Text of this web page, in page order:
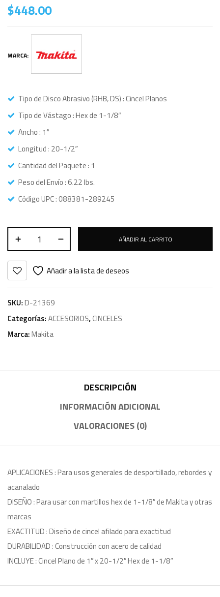
$448.00
MARCA:
Tipo de Disco Abrasivo (RHB, DS) : Cincel Planos
Tipo de Vástago : Hex de 1-1/8″
Ancho : 1″
Longitud : 20-1/2″
Cantidad del Paquete : 1
Peso del Envío : 6.22 lbs.
Código UPC : 088381-289245
AÑADIR AL CARRITO
Añadir a la lista de deseos
SKU:D-21369
Categorías:ACCESORIOS,CINCELES
Marca:Makita
DESCRIPCIÓN
INFORMACIÓN ADICIONAL
VALORACIONES (0)
APLICACIONES : Para usos generales de desportillado, rebordes y
acanalado
DISEÑO : Para usar con martillos hex de 1-1/8″ de Makita y otras
marcas
EXACTITUD : Diseño de cincel afilado para exactitud
DURABILIDAD : Construcción con acero de calidad
INCLUYE : Cincel Plano de 1″ x 20-1/2″ Hex de 1-1/8″